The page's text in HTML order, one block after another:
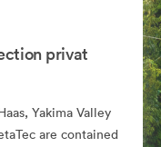
privat
Yakima Valley
are contained